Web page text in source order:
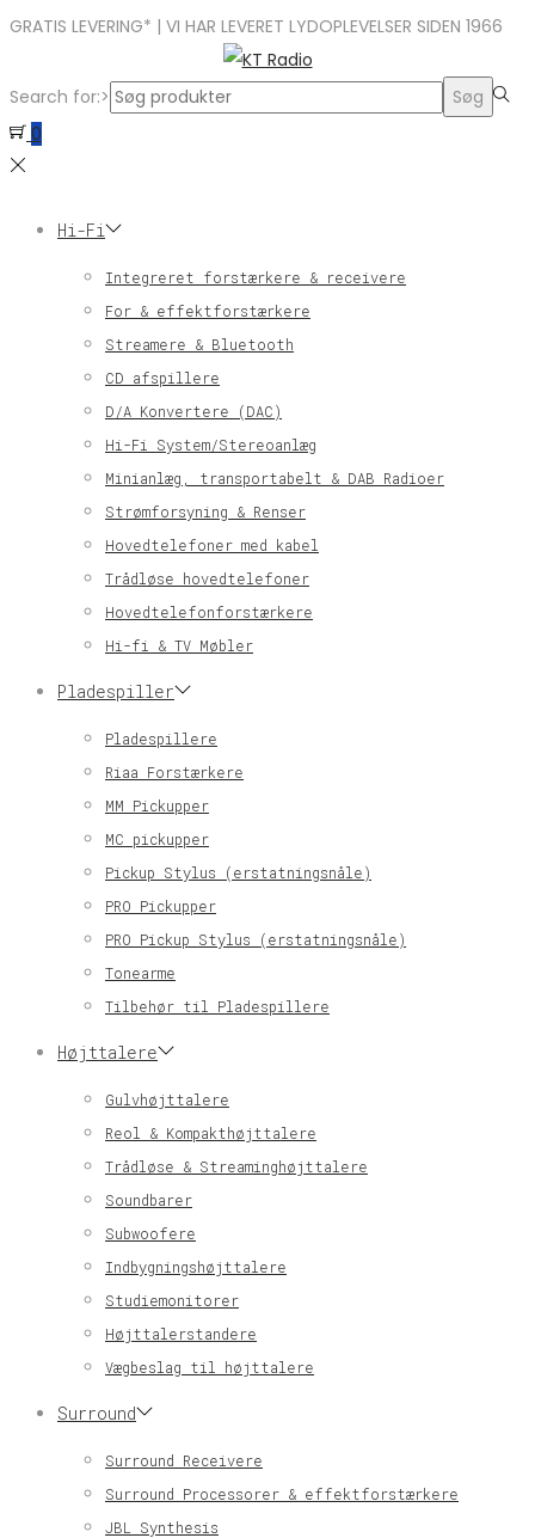
GRATIS LEVERING* | VI HAR LEVERET LYDOPLEVELSER SIDEN 1966
Search for:>
Søg
0
Hi-Fi
Integreret forstærkere & receivere
For & effektforstærkere
Streamere & Bluetooth
CD afspillere
D/A Konvertere (DAC)
Hi-Fi System/Stereoanlæg
Minianlæg, transportabelt & DAB Radioer
Strømforsyning & Renser
Hovedtelefoner med kabel
Trådløse hovedtelefoner
Hovedtelefonforstærkere
Hi-fi & TV Møbler
Pladespiller
Pladespillere
Riaa Forstærkere
MM Pickupper
MC pickupper
Pickup Stylus (erstatningsnåle)
PRO Pickupper
PRO Pickup Stylus (erstatningsnåle)
Tonearme
Tilbehør til Pladespillere
Højttalere
Gulvhøjttalere
Reol & Kompakthøjttalere
Trådløse & Streaminghøjttalere
Soundbarer
Subwoofere
Indbygningshøjttalere
Studiemonitorer
Højttalerstandere
Vægbeslag til højttalere
Surround
Surround Receivere
Surround Processorer & effektforstærkere
JBL Synthesis